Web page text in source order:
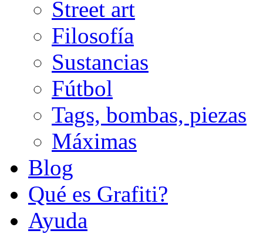
Street art
Filosofía
Sustancias
Fútbol
Tags, bombas, piezas
Máximas
Blog
Qué es Grafiti?
Ayuda